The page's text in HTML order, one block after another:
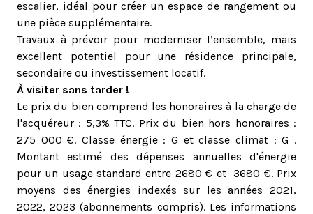
escalier, idéal pour créer un espace de rangement ou
une pièce supplémentaire.
Travaux à prévoir pour moderniser l’ensemble, mais
excellent potentiel pour une résidence principale,
secondaire ou investissement locatif.
À visiter sans tarder !
Le prix du bien comprend les honoraires à la charge de
l'acquéreur : 5,3% TTC. Prix du bien hors honoraires :
275 000 €. Classe énergie : G et classe climat : G .
Montant estimé des dépenses annuelles d'énergie
pour un usage standard entre 2680 € et 3680 €. Prix
moyens des énergies indexés sur les années 2021,
2022, 2023 (abonnements compris). Les informations